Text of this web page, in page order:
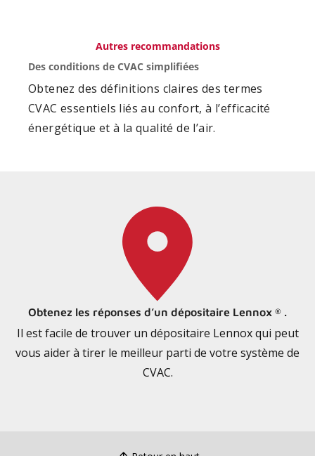
Autres recommandations
Des conditions de CVAC simplifiées
Obtenez des définitions claires des termes
CVAC essentiels liés au confort, à l’efficacité
énergétique et à la qualité de l’air.
Obtenez les réponses d’un dépositaire Lennox ® .
Il est facile de trouver un dépositaire Lennox qui peut
vous aider à tirer le meilleur parti de votre système de
CVAC.